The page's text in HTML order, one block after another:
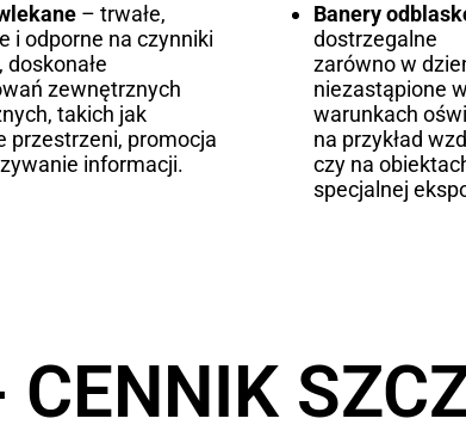
– trwałe,
i odporne na czynniki
zewnętrznych
takich jak
przestrzeni, promocja
informacji.
Banery
dostrzegalne
zarówno w
niezastąpione
warunkach
na przykład
czy na
specjalnej
CENNIK